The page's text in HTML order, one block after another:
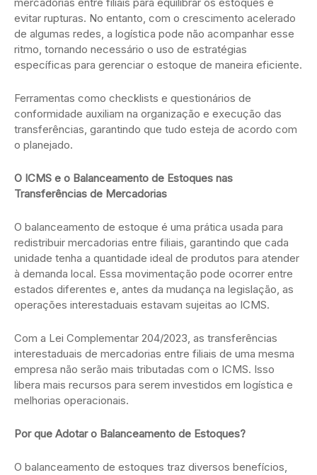
evitar rupturas. No entanto, com o crescimento acelerado
de algumas redes, a logística pode não acompanhar esse
ritmo, tornando necessário o uso de estratégias
específicas para gerenciar o estoque de maneira eficiente.
Ferramentas como checklists e questionários de
conformidade auxiliam na organização e execução das
transferências, garantindo que tudo esteja de acordo com
o planejado.
O ICMS e o Balanceamento de Estoques nas
Transferências de Mercadorias
O balanceamento de estoque é uma prática usada para
redistribuir mercadorias entre filiais, garantindo que cada
unidade tenha a quantidade ideal de produtos para atender
à demanda local. Essa movimentação pode ocorrer entre
estados diferentes e, antes da mudança na legislação, as
operações interestaduais estavam sujeitas ao ICMS.
Com a Lei Complementar 204/2023, as transferências
interestaduais de mercadorias entre filiais de uma mesma
empresa não serão mais tributadas com o ICMS. Isso
libera mais recursos para serem investidos em logística e
melhorias operacionais.
Por que Adotar o Balanceamento de Estoques?
O balanceamento de estoques traz diversos benefícios,